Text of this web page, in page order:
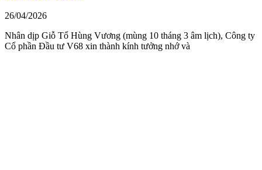
26/04/2026
Nhân dịp Giỗ Tổ Hùng Vương (mùng 10 tháng 3 âm lịch), Công ty
Cổ phần Đầu tư V68 xin thành kính tưởng nhớ và